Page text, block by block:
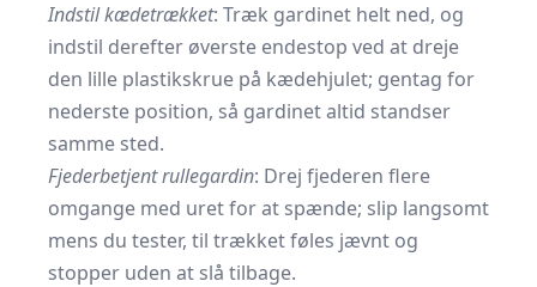
Indstil kædetrækket: Træk gardinet helt ned, og
indstil derefter øverste endestop ved at dreje
den lille plastikskrue på kædehjulet; gentag for
nederste position, så gardinet altid standser
samme sted.
Fjederbetjent rullegardin: Drej fjederen flere
omgange med uret for at spænde; slip langsomt
mens du tester, til trækket føles jævnt og
stopper uden at slå tilbage.